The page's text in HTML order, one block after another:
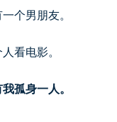
个男朋友。
看电影。
孤身一人。